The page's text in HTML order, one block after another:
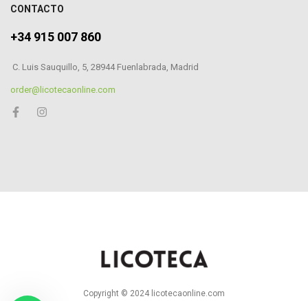
CONTACTO
+34 915 007 860
C. Luis Sauquillo, 5, 28944 Fuenlabrada, Madrid
order@licotecaonline.com
Copyright © 2024 licotecaonline.com